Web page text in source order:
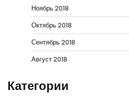
Ноябрь 2018
Октябрь 2018
Сентябрь 2018
Август 2018
Категории